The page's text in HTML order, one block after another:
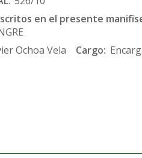
en el presente
Ochoa Vela Cargo: